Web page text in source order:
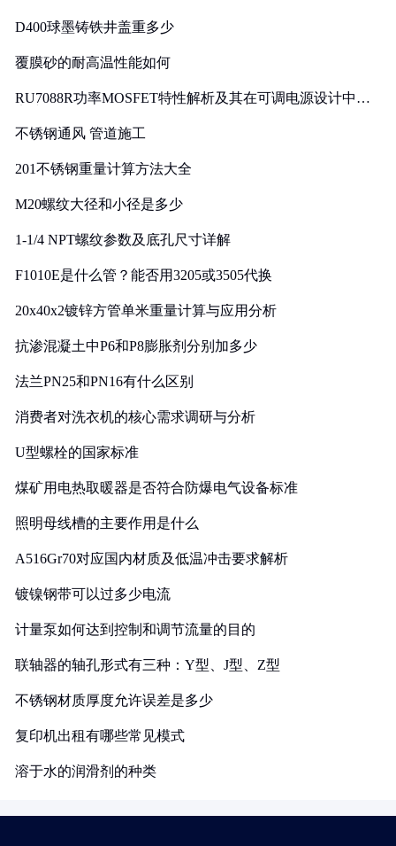
D400球墨铸铁井盖重多少
覆膜砂的耐高温性能如何
RU7088R功率MOSFET特性解析及其在可调电源设计中的
不锈钢通风 管道施工
201不锈钢重量计算方法大全
M20螺纹大径和小径是多少
1-1/4 NPT螺纹参数及底孔尺寸详解
F1010E是什么管？能否用3205或3505代换
20x40x2镀锌方管单米重量计算与应用分析
抗渗混凝土中P6和P8膨胀剂分别加多少
法兰PN25和PN16有什么区别
消费者对洗衣机的核心需求调研与分析
U型螺栓的国家标准
煤矿用电热取暖器是否符合防爆电气设备标准
照明母线槽的主要作用是什么
A516Gr70对应国内材质及低温冲击要求解析
镀镍钢带可以过多少电流
计量泵如何达到控制和调节流量的目的
联轴器的轴孔形式有三种：Y型、J型、Z型
不锈钢材质厚度允许误差是多少
复印机出租有哪些常见模式
溶于水的润滑剂的种类